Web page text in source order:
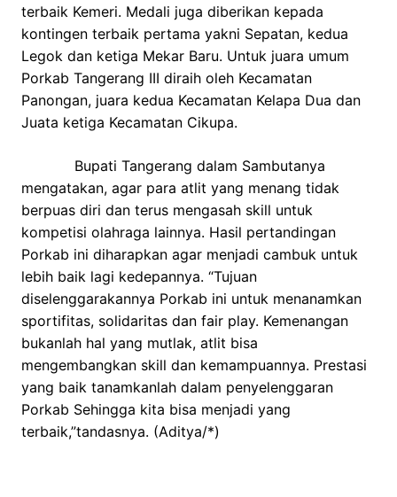
terbaik Kemeri. Medali juga diberikan kepada
kontingen terbaik pertama yakni Sepatan, kedua
Legok dan ketiga Mekar Baru. Untuk juara umum
Porkab Tangerang III diraih oleh Kecamatan
Panongan, juara kedua Kecamatan Kelapa Dua dan
Juata ketiga Kecamatan Cikupa.
Bupati Tangerang dalam Sambutanya
mengatakan, agar para atlit yang menang tidak
berpuas diri dan terus mengasah skill untuk
kompetisi olahraga lainnya. Hasil pertandingan
Porkab ini diharapkan agar menjadi cambuk untuk
lebih baik lagi kedepannya. “Tujuan
diselenggarakannya Porkab ini untuk menanamkan
sportifitas, solidaritas dan fair play. Kemenangan
bukanlah hal yang mutlak, atlit bisa
mengembangkan skill dan kemampuannya. Prestasi
yang baik tanamkanlah dalam penyelenggaran
Porkab Sehingga kita bisa menjadi yang
terbaik,”tandasnya. (Aditya/*)